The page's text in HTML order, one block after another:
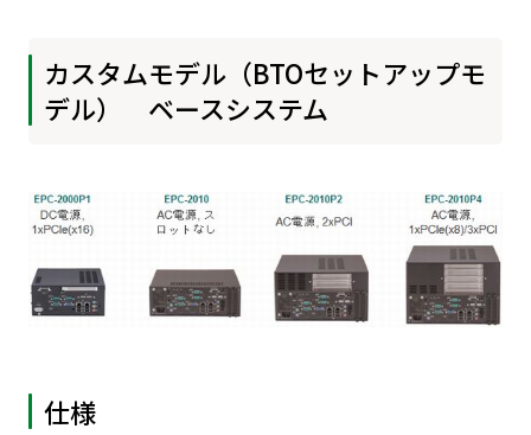
カスタムモデル（BTOセットアップモ
デル） ベースシステム
仕様